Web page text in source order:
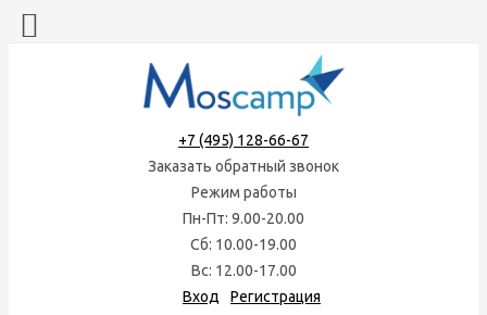
+7 (495) 128-66-67
Заказать обратный звонок
Режим работы
Пн-Пт: 9.00-20.00
Сб: 10.00-19.00
Вс: 12.00-17.00
Вход
Регистрация